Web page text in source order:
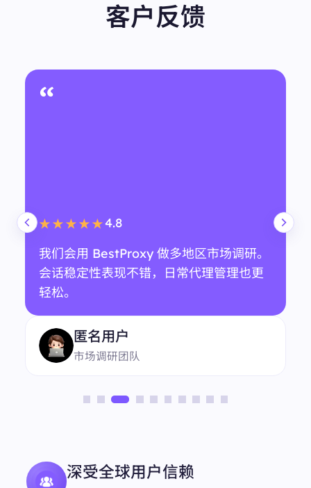
客户反馈
“
★★★★★4.8
我们会用 BestProxy 做多地区市场调研。
会话稳定性表现不错，日常代理管理也更
轻松。
匿名用户
市场调研团队
深受全球用户信赖